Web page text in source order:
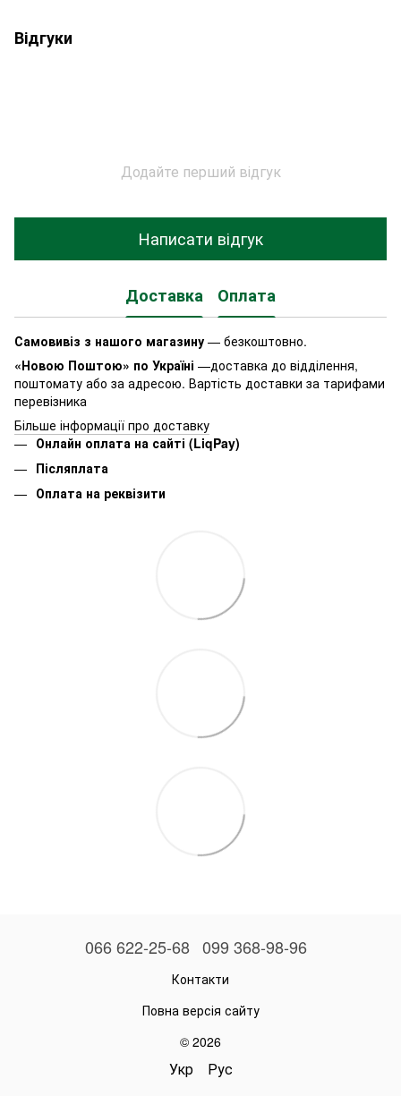
Відгуки
Додайте перший відгук
Написати відгук
Доставка Оплата
Самовивіз з нашого магазину — безкоштовно.
«Новою Поштою» по Україні —доставка до відділення,
поштомату або за адресою. Вартість доставки за тарифами
перевізника
Більше інформації про доставку
Онлайн оплата на сайті (LiqPay)
Післяплата
Оплата на реквізити
066 622-25-68 099 368-98-96
Контакти
Повна версія сайту
© 2026
Укр Рус